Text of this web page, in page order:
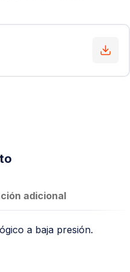
adicional
a baja presión.